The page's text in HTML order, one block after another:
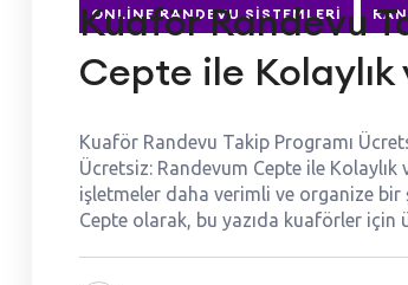
ONLINE RANDEVU SISTEMLERI
Kuaför Randevu
Cepte ile
Kuaför Randevu Takip Programı
Ücretsiz: Randevum Cepte ile
işletmeler daha verimli ve organize bir
Cepte olarak, bu yazıda kuaförler